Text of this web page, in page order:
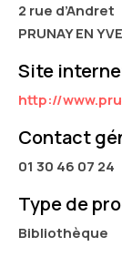
2 rue d’Andret
PRUNAY EN
Site
http://
Contact
01 30 46 07 24
Type de
Bibliothèque